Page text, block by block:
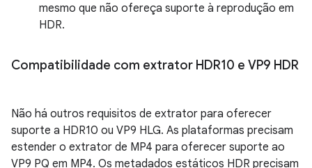
mesmo que não ofereça suporte à reprodução em
HDR.
Compatibilidade com extrator HDR10 e VP9 HDR
Não há outros requisitos de extrator para oferecer
suporte a HDR10 ou VP9 HLG. As plataformas precisam
estender o extrator de MP4 para oferecer suporte ao
VP9 PQ em MP4. Os metadados estáticos HDR precisam